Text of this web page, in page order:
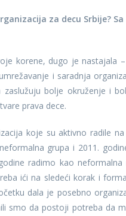
za decu Srbije?
korene, dugo je nastajala
i saradnja
zaslužuju bolje okruženje i
prava dece.
koje su aktivno radile
grupa i 2011.
radimo kao
ići na sledeći korak i
dala je posebno
smo da postoji potreba da